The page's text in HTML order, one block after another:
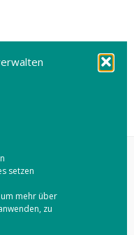
setzen
um mehr über
zu